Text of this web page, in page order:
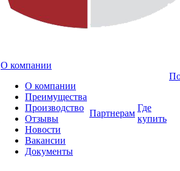
О компании
О компании
Преимущества
Производство
Отзывы
Новости
Вакансии
Документы
Партнерам
Где
купить